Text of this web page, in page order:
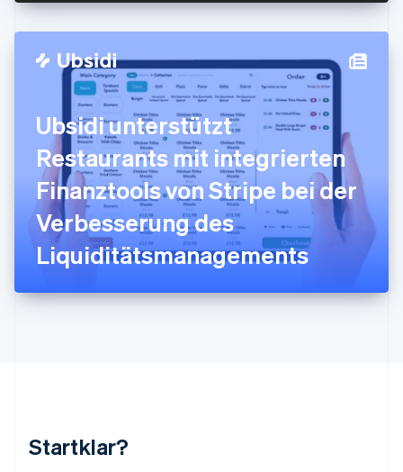
Ubsidi unterstützt
Restaurants mit integrierten
Finanztools von Stripe bei der
Verbesserung des
Liquiditätsmanagements
Startklar?
Japan
日本語English
Kanada
EnglishFrançais
Kroatien
EnglishItaliano
Lettland
English
Liechtenstein
Deutsch English
Litauen
English
Luxemburg
FrançaisDeutschEnglish
Malaysia
Malta
Nederlands English
Norwegen